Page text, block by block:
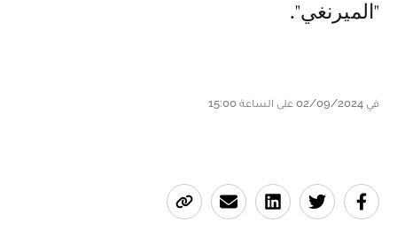
"الميرنغي".
في 02/09/2024 على الساعة 15:00